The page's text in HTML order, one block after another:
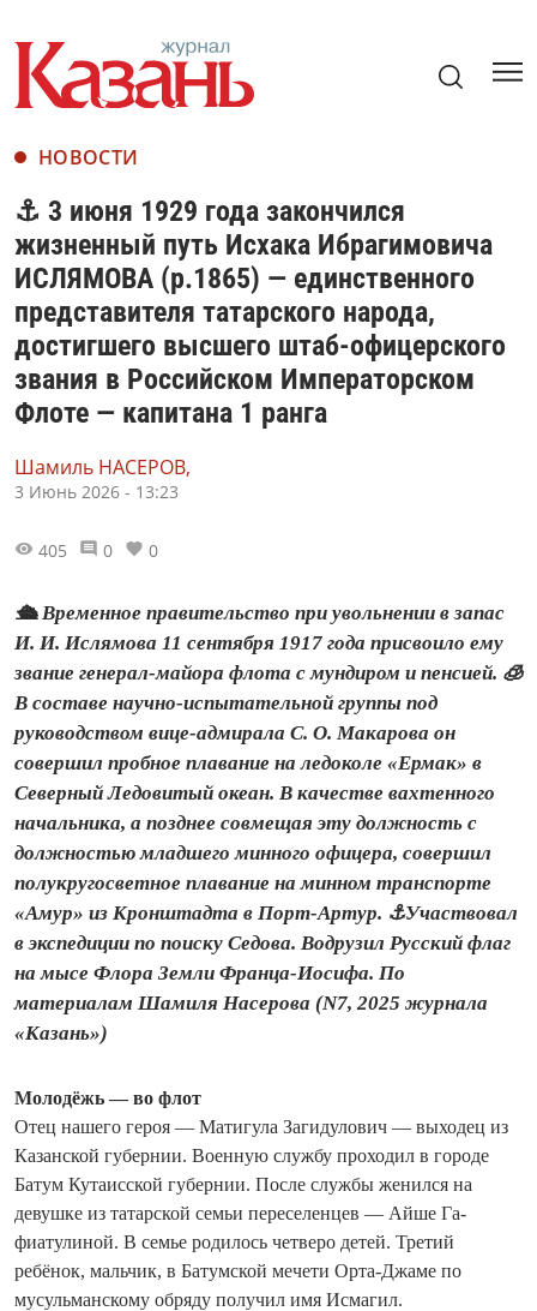
НОВОСТИ
⚓️ 3 июня 1929 года закончился
жизненный путь Исхака Ибрагимовича
ИСЛЯМОВА (р.1865) — единственного
представителя татарского народа,
достигшего высшего штаб-офицерского
звания в Российском Императорском
Флоте — капитана 1 ранга
Шамиль НАСЕРОВ,
3 Июнь 2026 - 13:23
405 0 0
🛳️ Временное правительство при увольнении в запас
И. И. Ислямова 11 сентября 1917 года присвоило ему
звание генерал-майора флота с мундиром и пенсией. 🧊
В составе научно-испытательной группы под
руководством вице-адмирала С. О. Макарова он
совершил пробное плавание на ледоколе «Ермак» в
Северный Ледовитый океан. В качестве вахтенного
начальника, а позднее совмещая эту должность с
должностью младшего минного офицера, совершил
полукругосветное плавание на минном транспорте
«Амур» из Кронштадта в Порт-Артур. ⚓️Участвовал
в экспедиции по поиску Седова. Водрузил Русский флаг
на мысе Флора Земли Франца-Иосифа. По
материалам Шамиля Насерова (N7, 2025 журнала
«Казань»)
Молодёжь — во флот
Отец нашего героя — Матигула Загидулович — выходец из
Казанской губернии. Военную службу проходил в городе
Батум Кутаисской губернии. После службы женился на
девушке из татарской семьи переселенцев — Айше Га­
фиатулиной. В семье родилось четверо детей. Третий
ребёнок, мальчик, в Батумской мечети Орта-Джаме по
мусульманскому обряду получил имя Исмагил.